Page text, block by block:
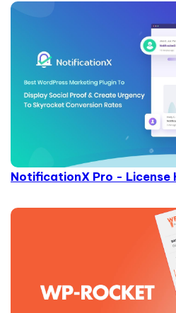
NotificationX Pro - License